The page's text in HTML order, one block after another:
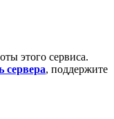
этого сервиса.
сервера, поддержите